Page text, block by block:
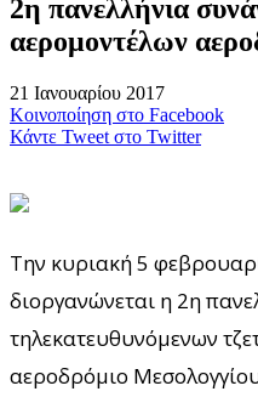
2η πανελλήνια
αερομοντέλων
21 Ιανουαρίου 2017
Κοινοποίηση στο Facebook
Κάντε Tweet στο Twitter
Την κυριακή 5
διοργανώνεται η 2η
τηλεκατευθυνόμενων
αεροδρόμιο